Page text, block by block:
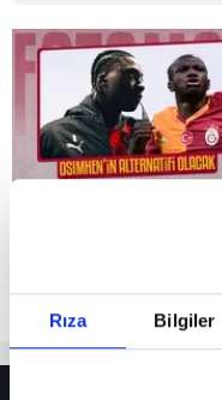
Rıza Bilgiler
Reddet